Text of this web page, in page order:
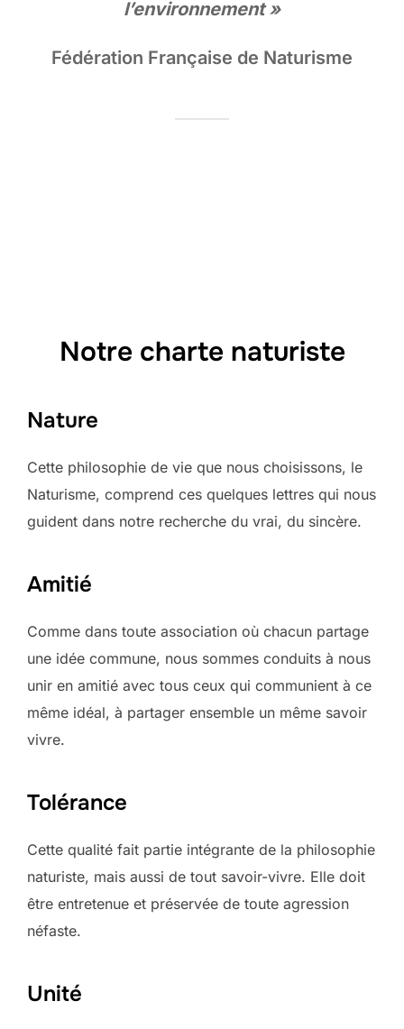
l’environnement »
Fédération Française de Naturisme
Notre charte naturiste
Nature
Cette philosophie de vie que nous choisissons, le
Naturisme, comprend ces quelques lettres qui nous
guident dans notre recherche du vrai, du sincère.
Amitié
Comme dans toute association où chacun partage
une idée commune, nous sommes conduits à nous
unir en amitié avec tous ceux qui communient à ce
même idéal, à partager ensemble un même savoir
vivre.
Tolérance
Cette qualité fait partie intégrante de la philosophie
naturiste, mais aussi de tout savoir-vivre. Elle doit
être entretenue et préservée de toute agression
néfaste.
Unité